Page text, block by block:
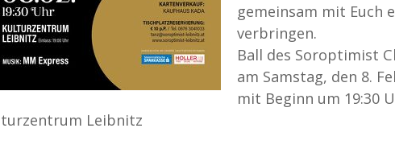
gemeinsam mit Euch
verbringen.
Ball des Soroptimist
am Samstag, den 8.
mit Beginn um 19:30
Leibnitz